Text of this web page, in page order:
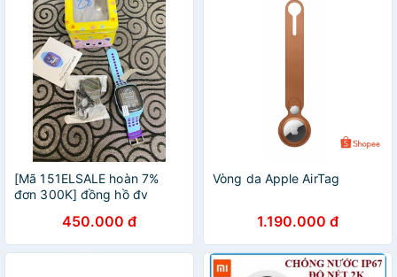
[Mã 151ELSALE hoàn 7%
đơn 300K] đồng hồ đv
nhỏ gọn).450.000 đ
Vòng da Apple AirTag
1.190.000 đ